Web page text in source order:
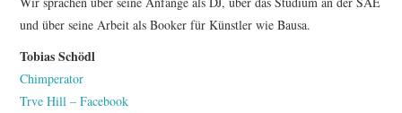
und über seine Arbeit als Booker für Künstler wie Bausa.
Tobias Schödl
Chimperator
Trve Hill – Facebook